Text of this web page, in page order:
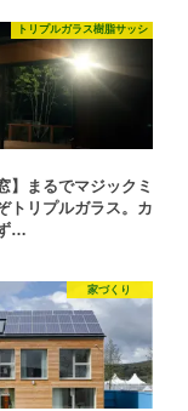
トリプルガラス樹脂サッシ
】まるでマジックミ
トリプルガラス。カ
…
家づくり